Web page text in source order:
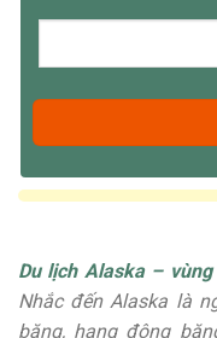
Du lịch Alaska –
Nhắc đến Alaska là
băng, hang động